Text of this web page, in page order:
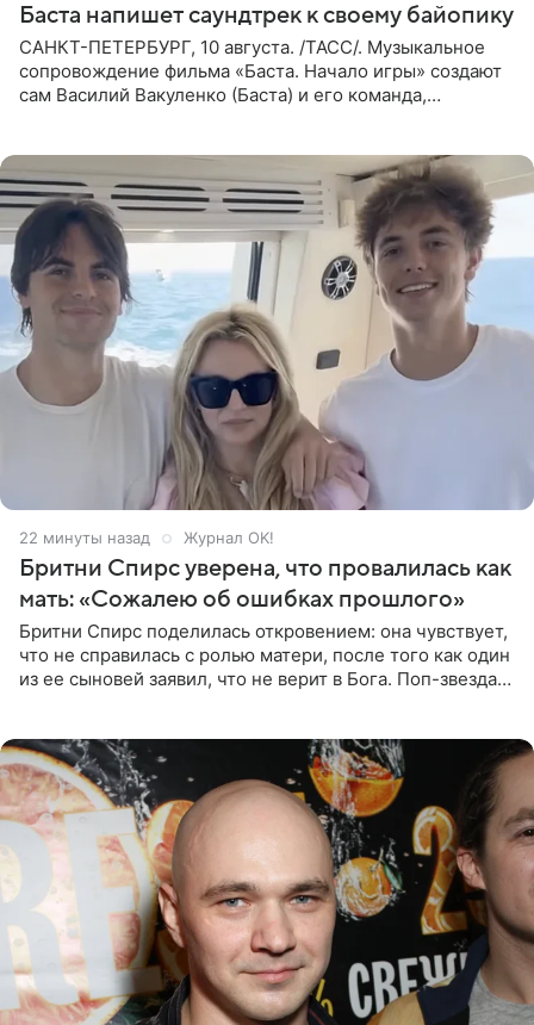
Баста напишет саундтрек к своему байопику
САНКТ-ПЕТЕРБУРГ, 10 августа. /ТАСС/. Музыкальное
сопровождение фильма «Баста. Начало игры» создают
сам Василий Вакуленко (Баста) и его команда,
22 минуты назад Журнал OK!
Бритни Спирс уверена, что провалилась как
мать: «Сожалею об ошибках прошлого»
Бритни Спирс поделилась откровением: она чувствует,
что не справилась с ролью матери, после того как один
из ее сыновей заявил, что не верит в Бога. Поп-звезда